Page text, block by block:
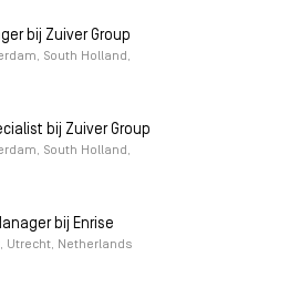
bij Zuiver Group
South Holland,
bij Zuiver Group
South Holland,
bij Enrise
Utrecht, Netherlands